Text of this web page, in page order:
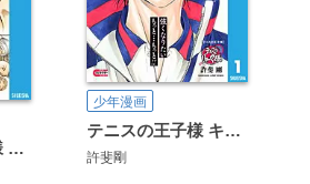
新テニスの王子様 パーフェクトファンブック
少年漫画
テニスの王子様 キャラクターリミックス
許斐剛